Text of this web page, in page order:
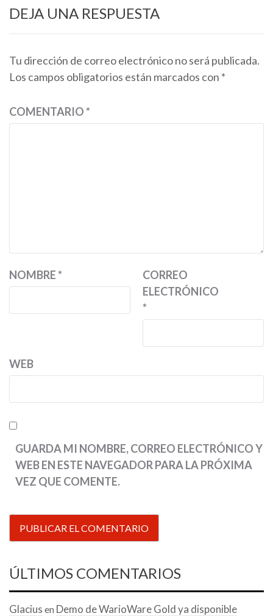
DEJA UNA RESPUESTA
Tu dirección de correo electrónico no será publicada.
Los campos obligatorios están marcados con *
COMENTARIO*
NOMBRE*
CORREO
ELECTRÓNICO
*
WEB
GUARDA MI NOMBRE, CORREO ELECTRÓNICO Y
WEB EN ESTE NAVEGADOR PARA LA PRÓXIMA
VEZ QUE COMENTE.
ÚLTIMOS COMENTARIOS
Glacius en Demo de WarioWare Gold ya disponible